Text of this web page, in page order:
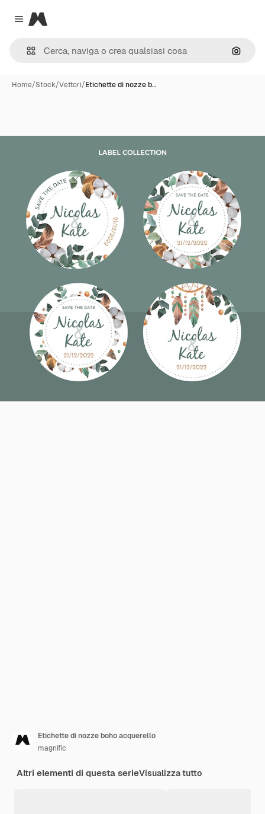
Close menu
Magnific
Cerca
Home/Stock/Vettori/Etichette di nozze b…
Etichette di nozze boho acquerello
magnific
Altri elementi di questa serieVisualizza tutto